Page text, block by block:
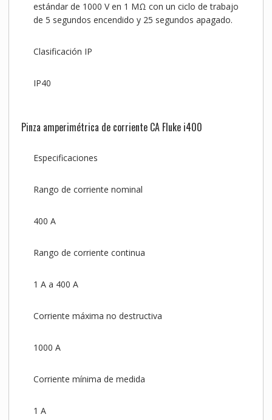
estándar de 1000 V en 1 MΩ con un ciclo de trabajo
de 5 segundos encendido y 25 segundos apagado.
Clasificación IP
IP40
Pinza amperimétrica de corriente CA Fluke i400
Especificaciones
Rango de corriente nominal
400 A
Rango de corriente continua
1 A a 400 A
Corriente máxima no destructiva
1000 A
Corriente mínima de medida
1 A